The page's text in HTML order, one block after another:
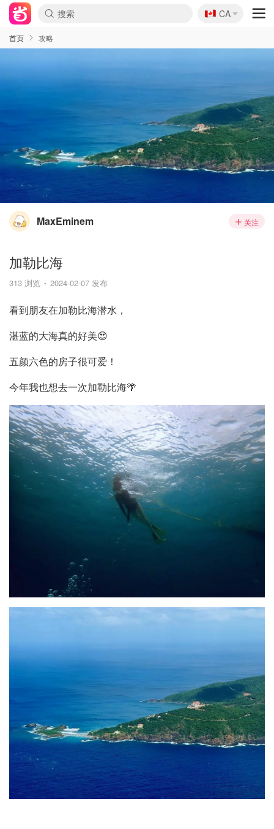
🇨🇦
CA
首页 攻略
MaxEminem 关注
加勒比海
313 浏览 2024-02-07 发布
看到朋友在加勒比海潜水，
湛蓝的大海真的好美😍
五颜六色的房子很可爱！
今年我也想去一次加勒比海🌴